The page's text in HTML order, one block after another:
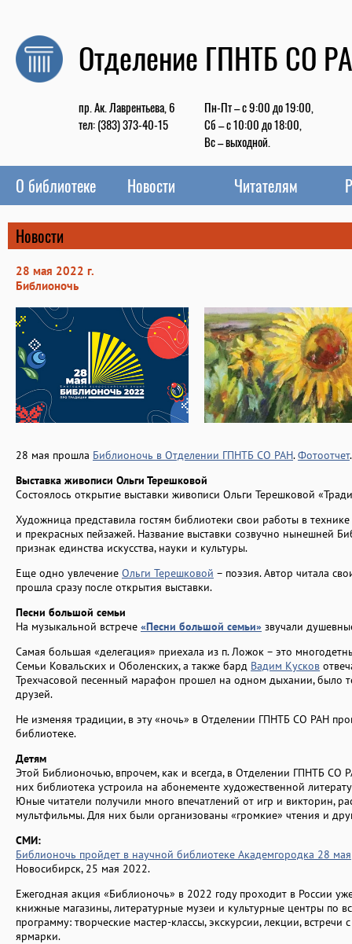
Отделение ГПНТБ СО
пр. Ак. Лаврентьева, 6
тел: (383) 373-40-15
Пн-Пт – с 9:00 до 19:00,
Сб – с 10:00 до 18:00,
Вс – выходной.
О библиотеке Новости Читателям
Новости
28 мая 2022 г.
Библионочь
28 мая прошла Библионочь в Отделении ГПНТБ СО РАН.Фотоотчет.
Выставка живописи Ольги Терешковой
Состоялось открытие выставки живописи Ольги Терешковой
Художница представила гостям библиотеки свои работы в
и прекрасных пейзажей. Название выставки созвучно нынешней
признак единства искусства, науки и культуры.
Еще одно увлечение Ольги Терешковой – поэзия. Автор читала
прошла сразу после открытия выставки.
Песни большой семьи
На музыкальной встрече «Песни большой семьи» звучали
Самая большая «делегация» приехала из п. Ложок – это
Семьи Ковальских и Оболенских, а также бард Вадим Кусков
Трехчасовой песенный марафон прошел на одном дыхании, было
друзей.
Не изменяя традиции, в эту «ночь» в Отделении ГПНТБ СО РАН
библиотеке.
Детям
Этой Библионочью, впрочем, как и всегда, в Отделении ГПНТБ СО
них библиотека устроила на абонементе художественной
Юные читатели получили много впечатлений от игр и викторин,
мультфильмы. Для них были организованы «громкие» чтения и
СМИ:
Библионочь пройдет в научной библиотеке Академгородка 28 мая
Новосибирск, 25 мая 2022.
Ежегодная акция «Библионочь» в 2022 году проходит в России
книжные магазины, литературные музеи и культурные центры по
программу: творческие мастер-классы, экскурсии, лекции, встречи
ярмарки.